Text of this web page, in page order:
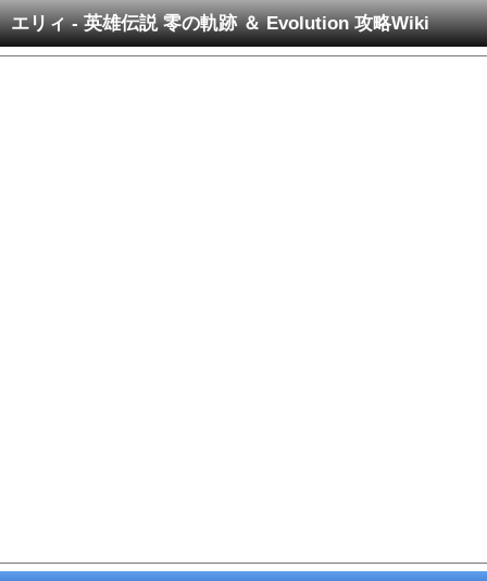
エリィ - 英雄伝説 零の軌跡 ＆ Evolution 攻略Wiki